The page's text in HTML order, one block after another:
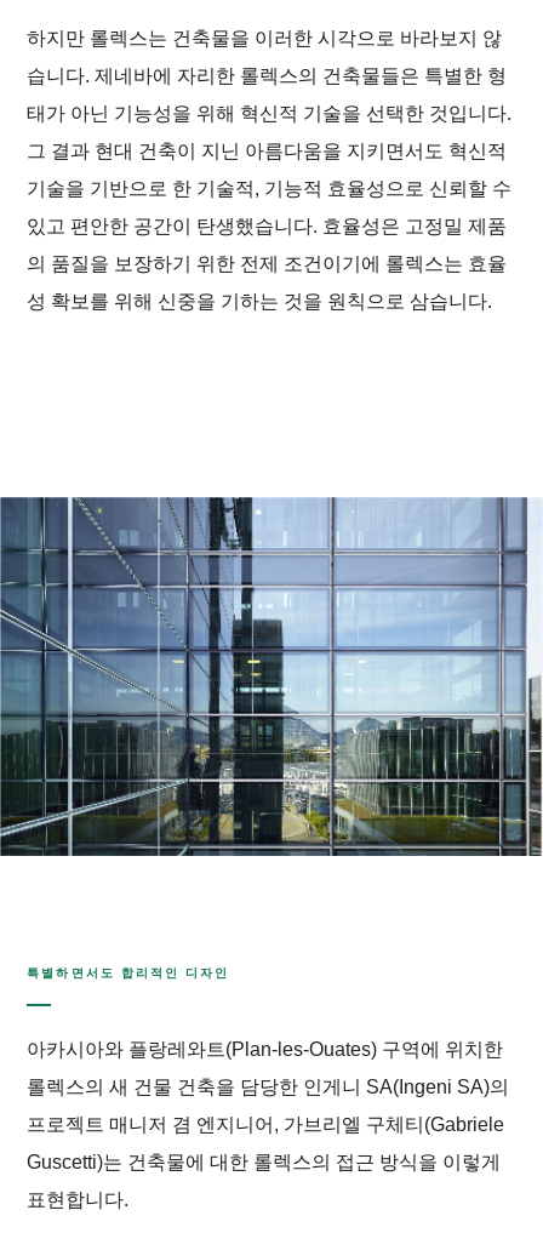
하지만 롤렉스는 건축물을 이러한 시각으로 바라보지 않
습니다. 제네바에 자리한 롤렉스의 건축물들은 특별한 형
태가 아닌 기능성을 위해 혁신적 기술을 선택한 것입니다.
그 결과 현대 건축이 지닌 아름다움을 지키면서도 혁신적
기술을 기반으로 한 기술적, 기능적 효율성으로 신뢰할 수
있고 편안한 공간이 탄생했습니다. 효율성은 고정밀 제품
의 품질을 보장하기 위한 전제 조건이기에 롤렉스는 효율
성 확보를 위해 신중을 기하는 것을 원칙으로 삼습니다.
특별하면서도 합리적인 디자인
아카시아와 플랑레와트(Plan-les-Ouates) 구역에 위치한
롤렉스의 새 건물 건축을 담당한 인게니 SA(Ingeni SA)의
프로젝트 매니저 겸 엔지니어, 가브리엘 구체티(Gabriele
Guscetti)는 건축물에 대한 롤렉스의 접근 방식을 이렇게
표현합니다.